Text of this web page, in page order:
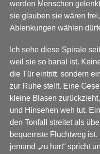
werden Menschen
sie glauben sie wären
Ablenkungen wählen
Ich sehe diese Spirale
weil sie so banal ist.
die Tür eintritt, sondern
zur Ruhe stellt. Eine
kleine Blasen
und Hinsehen weh tut.
den Tonfall streitet als
bequemste Fluchtweg
jemand „zu hart“ spricht